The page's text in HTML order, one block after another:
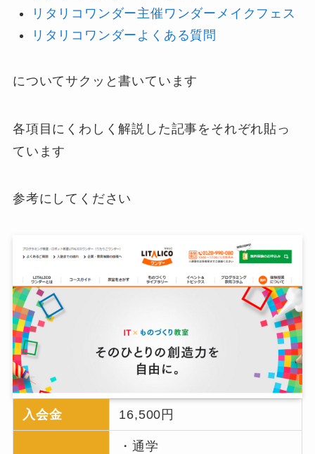
リタリコワンダー主催ワンダーメイクフェス
リタリコワンダーよくある質問
についてサクッと書いています
各項目にくわしく解説した記事をそれぞれ貼っ
ています
参考にしてください
入会金 16,500円
・通学